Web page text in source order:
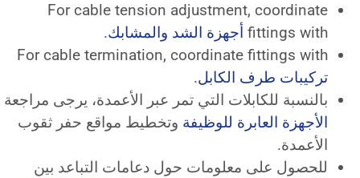
For cable tension
الشد والمشابك.
For cable termination,
.
التي تمر عبر الأعمدة، يرجى مراجعة
وتخطيط مواقع حفر ثقوب
حول دعامات التباعد بين